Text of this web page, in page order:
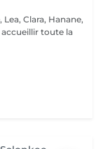
Clara, Hanane,
toute la